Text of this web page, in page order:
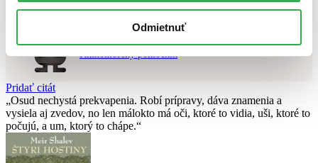
Odmietnuť
Chcete poradiť knihu?
Knihomoľský pomocník
Pridať citát
Osud nechystá prekvapenia. Robí prípravy, dáva znamenia a
vysiela aj zvedov, no len málokto má oči, ktoré to vidia, uši, ktoré to
počujú, a um, ktorý to chápe.